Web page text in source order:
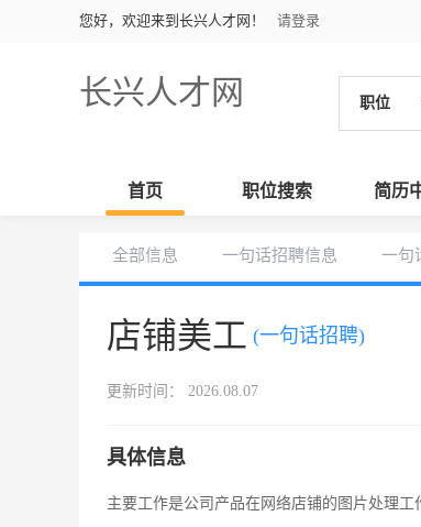
您好，欢迎来到长兴人才网！ 请登录
长兴人才网 职位
首页 职位搜索 简历
全部信息 一句话招聘信息 一句
店铺美工 (一句话招聘)
更新时间： 2026.08.07
具体信息
主要工作是公司产品在网络店铺的图片处理工